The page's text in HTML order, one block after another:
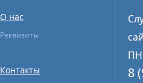
О нас
Реквизиты
Контакты
8